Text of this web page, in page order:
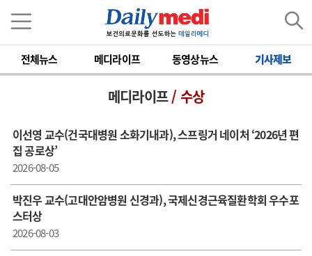
전체뉴스 메디라이프 동영상뉴스 기사제보
메디라이프/ 수상
이선영 교수(건국대병원 소화기내과), 스프링거 네이처 ‘2026년 편
집 공로상’
2026-08-05
박진우 교수(고대안암병원 신경과), 국제신경근육질환학회 우수포
스터상
2026-08-03